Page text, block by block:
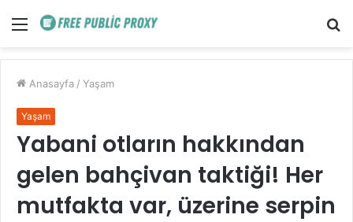
Menü
Anasayfa / Yaşam
Yaşam
Yabani otların hakkından
gelen bahçivan taktiği! Her
mutfakta var, üzerine serpin